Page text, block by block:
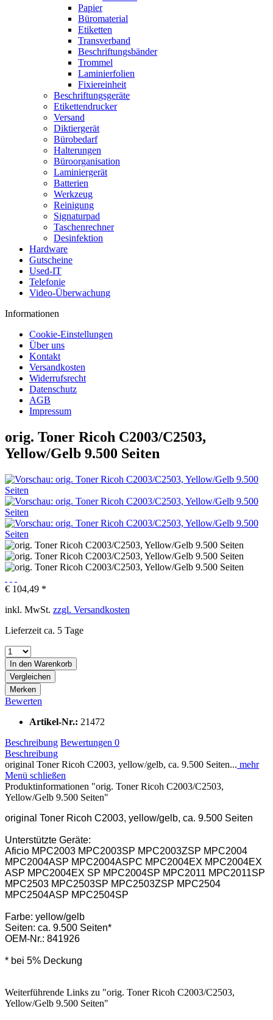
Papier
Büromaterial
Etiketten
Transverband
Beschriftungsbänder
Trommel
Laminierfolien
Fixiereinheit
Beschriftungsgeräte
Etikettendrucker
Versand
Diktiergerät
Bürobedarf
Halterungen
Büroorganisation
Laminiergerät
Batterien
Werkzeug
Reinigung
Signaturpad
Taschenrechner
Desinfektion
Hardware
Gutscheine
Used-IT
Telefonie
Video-Überwachung
Informationen
Cookie-Einstellungen
Über uns
Kontakt
Versandkosten
Widerrufsrecht
Datenschutz
AGB
Impressum
orig. Toner Ricoh C2003/C2503,
Yellow/Gelb 9.500 Seiten
€ 104,49 *
inkl. MwSt. zzgl. Versandkosten
Lieferzeit ca. 5 Tage
In den Warenkorb
Vergleichen
Merken
Bewerten
Artikel-Nr.: 21472
Beschreibung Bewertungen 0
Beschreibung
original Toner Ricoh C2003, yellow/gelb, ca. 9.500 Seiten... mehr
Menü schließen
Produktinformationen "orig. Toner Ricoh C2003/C2503,
Yellow/Gelb 9.500 Seiten"
original Toner Ricoh C2003, yellow/gelb, ca. 9.500 Seiten
Unterstützte Geräte:
Aficio MPC2003 MPC2003SP MPC2003ZSP MPC2004
MPC2004ASP MPC2004ASPC MPC2004EX MPC2004EX
ASP MPC2004EX SP MPC2004SP MPC2011 MPC2011SP
MPC2503 MPC2503SP MPC2503ZSP MPC2504
MPC2504ASP MPC2504SP
Farbe: yellow/gelb
Seiten: ca. 9.500 Seiten*
OEM-Nr.: 841926
* bei 5% Deckung
Weiterführende Links zu "orig. Toner Ricoh C2003/C2503,
Yellow/Gelb 9.500 Seiten"